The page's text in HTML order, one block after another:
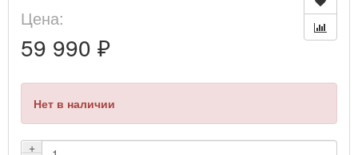
Цена:
59 990 ₽
Нет в наличии
+